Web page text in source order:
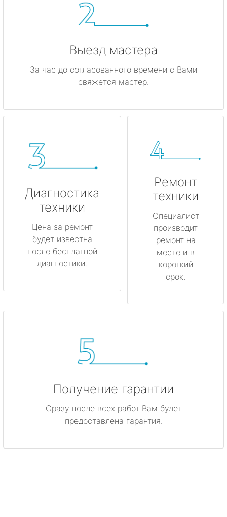
Выезд мастера
За час до согласованного времени с Вами
свяжется мастер.
Диагностика
техники
Цена за ремонт
будет известна
после бесплатной
диагностики.
Ремонт
техники
Специалист
производит
ремонт на
месте и в
короткий
срок.
Получение гарантии
Сразу после всех работ Вам будет
предоставлена гарантия.